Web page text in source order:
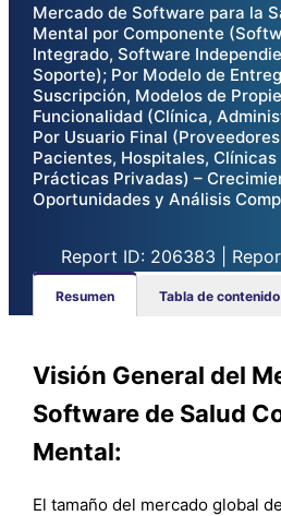
Mercado de Software para la
Mental por Componente
Integrado, Software
Soporte); Por Modelo de
Suscripción, Modelos de
Funcionalidad (Clínica,
Por Usuario Final
Pacientes, Hospitales,
Prácticas Privadas) –
Oportunidades y Análisis
Report ID: 206383 |
Resumen Tabla de contenido
Visión General del
Software de Salud
Mental:
El tamaño del mercado global